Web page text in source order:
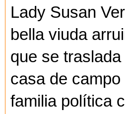
Lady Susan
bella viuda
que se
casa de campo
familia política